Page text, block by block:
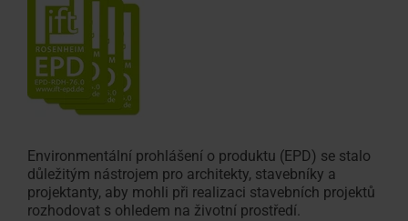
Environmentální prohlášení o produktu (EPD) se stalo
důležitým nástrojem pro architekty, stavebníky a
projektanty, aby mohli při realizaci stavebních projektů
rozhodovat s ohledem na životní prostředí.